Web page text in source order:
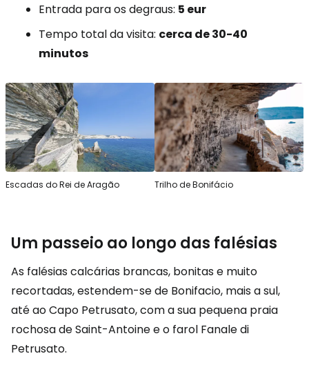
Entrada para os degraus: 5 eur
Tempo total da visita: cerca de 30-40
minutos
Escadas do Rei de Aragão Trilho de Bonifácio
Um passeio ao longo das falésias
As falésias calcárias brancas, bonitas e muito
recortadas, estendem-se de Bonifacio, mais a sul,
até ao Capo Petrusato, com a sua pequena praia
rochosa de Saint-Antoine e o farol Fanale di
Petrusato.